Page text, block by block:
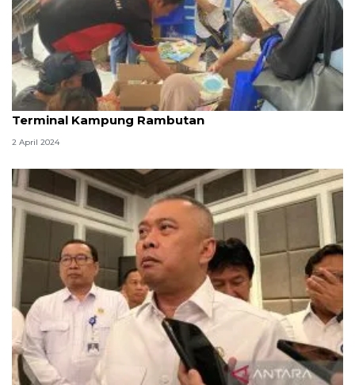
Kemendikbud bagi buku gratis ke pemudik di
Terminal Kampung Rambutan
2 April 2024